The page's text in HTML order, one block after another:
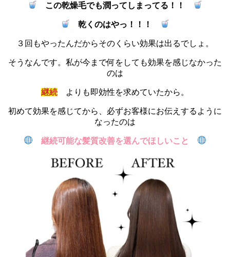
この乾燥毛でも潤ってしまってる！！
乾くのはやっ！！！
３回もやったんだからそのくらい効果は出るでしょ。
そうなんです。私が今まで何をしても効果を感じなかった
のは
継続 よりも即効性を求めていたから。
初めて効果を感じてから、必ずお客様にお伝えするように
なったのは
継続可能な髪質改善を選んでほしいこと